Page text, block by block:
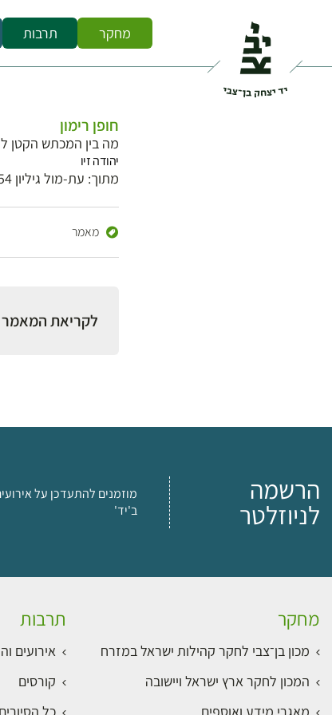
מחקר תרבות
חופן רימון
מה בין המכתש הקטן
יהודה זיו
מתוך: עת-מול גיליון 254
מאמר
לקריאת
הרשמה
לניוזלטר
מוזמנים להתעדכן על
ב'יד'
מחקר
מכון בן־צבי לחקר קהילות ישראל במזרח
המכון לחקר ארץ ישראל ויישובה
תרבות
אירועים
קורסים